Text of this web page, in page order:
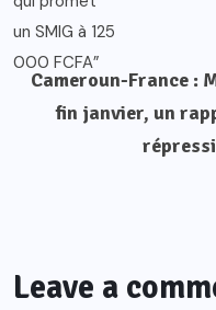
Cameroun-France :
fin janvier, un
Leave a